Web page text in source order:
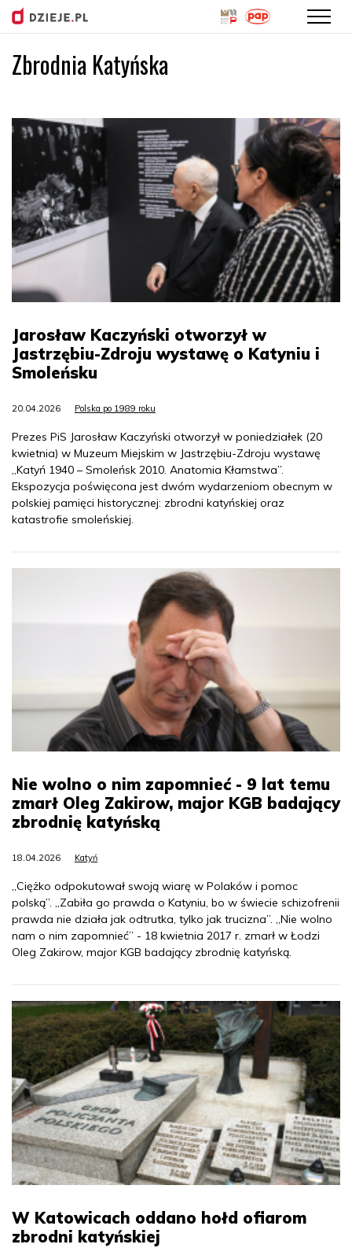
Zbrodnia Katyńska
Jarosław Kaczyński otworzył w
Jastrzębiu-Zdroju wystawę o Katyniu i
Smoleńsku
20.04.2026 Polska po 1989 roku
Prezes PiS Jarosław Kaczyński otworzył w poniedziałek (20
kwietnia) w Muzeum Miejskim w Jastrzębiu-Zdroju wystawę
„Katyń 1940 – Smoleńsk 2010. Anatomia Kłamstwa”.
Ekspozycja poświęcona jest dwóm wydarzeniom obecnym w
polskiej pamięci historycznej: zbrodni katyńskiej oraz
katastrofie smoleńskiej.
Nie wolno o nim zapomnieć - 9 lat temu
zmarł Oleg Zakirow, major KGB badający
zbrodnię katyńską
18.04.2026 Katyń
„Ciężko odpokutował swoją wiarę w Polaków i pomoc
polską”. „Zabiła go prawda o Katyniu, bo w świecie schizofrenii
prawda nie działa jak odtrutka, tylko jak trucizna”. „Nie wolno
nam o nim zapomnieć” - 18 kwietnia 2017 r. zmarł w Łodzi
Oleg Zakirow, major KGB badający zbrodnię katyńską.
W Katowicach oddano hołd ofiarom
zbrodni katyńskiej